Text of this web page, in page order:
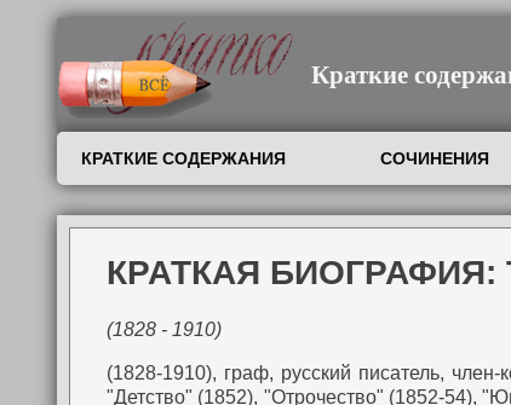
Краткие
КРАТКИЕ СОДЕРЖАНИЯ СОЧИНЕНИЯ
КРАТКАЯ
(1828 - 1910)
(1828-1910), граф, русский писатель,
"Детство" (1852), "Отрочество" (1852-54),